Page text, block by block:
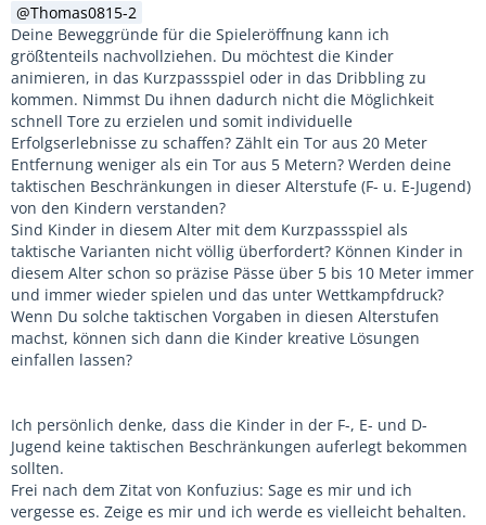
Thomas0815-2
Deine Beweggründe für die Spieleröffnung kann ich
größtenteils nachvollziehen. Du möchtest die Kinder
animieren, in das Kurzpassspiel oder in das Dribbling zu
kommen. Nimmst Du ihnen dadurch nicht die Möglichkeit
schnell Tore zu erzielen und somit individuelle
Erfolgserlebnisse zu schaffen? Zählt ein Tor aus 20 Meter
Entfernung weniger als ein Tor aus 5 Metern? Werden deine
taktischen Beschränkungen in dieser Alterstufe (F- u. E-Jugend)
von den Kindern verstanden?
Sind Kinder in diesem Alter mit dem Kurzpassspiel als
taktische Varianten nicht völlig überfordert? Können Kinder in
diesem Alter schon so präzise Pässe über 5 bis 10 Meter immer
und immer wieder spielen und das unter Wettkampfdruck?
Wenn Du solche taktischen Vorgaben in diesen Alterstufen
machst, können sich dann die Kinder kreative Lösungen
einfallen lassen?
Ich persönlich denke, dass die Kinder in der F-, E- und D-
Jugend keine taktischen Beschränkungen auferlegt bekommen
sollten.
Frei nach dem Zitat von Konfuzius: Sage es mir und ich
vergesse es. Zeige es mir und ich werde es vielleicht behalten.